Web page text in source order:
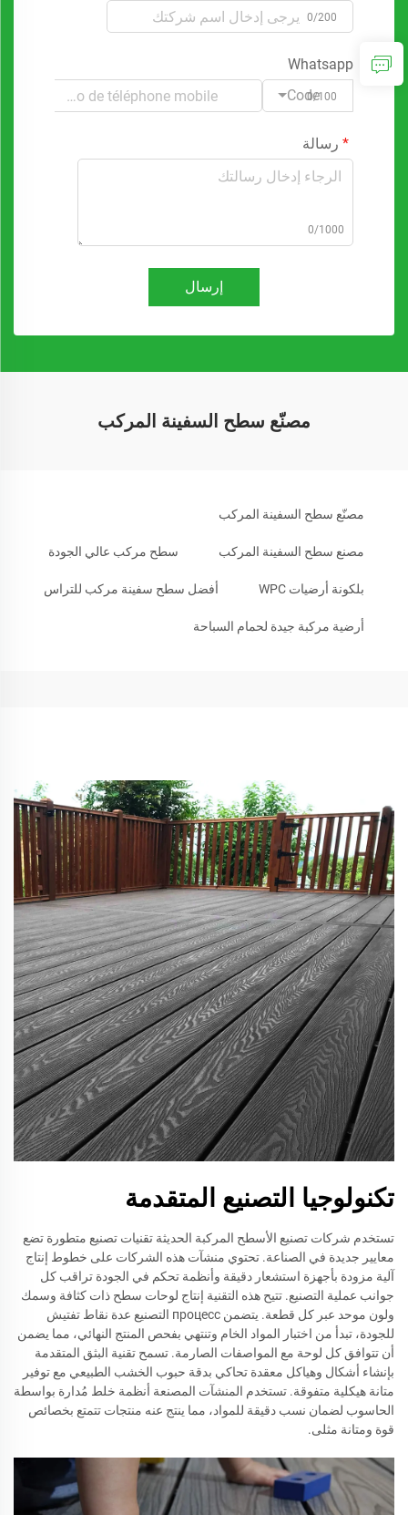
0/200
Whatsapp
Code0/100
رسالة
0/1000
إرسال
مصنّع سطح السفينة المركب
مصنّع سطح السفينة المركب
مصنع سطح السفينة المركب سطح مركب عالي الجودة
بلكونة أرضيات WPC أفضل سطح سفينة مركب للتراس
أرضية مركبة جيدة لحمام السباحة
تكنولوجيا التصنيع المتقدمة
تستخدم شركات تصنيع الأسطح المركبة الحديثة تقنيات تصنيع متطورة تضع
معايير جديدة في الصناعة. تحتوي منشآت هذه الشركات على خطوط إنتاج
آلية مزودة بأجهزة استشعار دقيقة وأنظمة تحكم في الجودة تراقب كل
جوانب عملية التصنيع. تتيح هذه التقنية إنتاج لوحات سطح ذات كثافة وسمك
ولون موحد عبر كل قطعة. يتضمن процесс التصنيع عدة نقاط تفتيش
للجودة، تبدأ من اختبار المواد الخام وتنتهي بفحص المنتج النهائي، مما يضمن
أن تتوافق كل لوحة مع المواصفات الصارمة. تسمح تقنية البثق المتقدمة
بإنشاء أشكال وهياكل معقدة تحاكي بدقة حبوب الخشب الطبيعي مع توفير
متانة هيكلية متفوقة. تستخدم المنشآت المصنعة أنظمة خلط مُدارة بواسطة
الحاسوب لضمان نسب دقيقة للمواد، مما ينتج عنه منتجات تتمتع بخصائص
قوة ومتانة مثلى.